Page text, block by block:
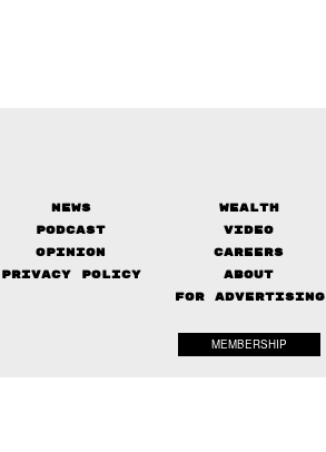
News Wealth
Podcast
Video
Opinion
Careers
Privacy Policy
About
FOR ADVERTISING
MEMBERSHIP